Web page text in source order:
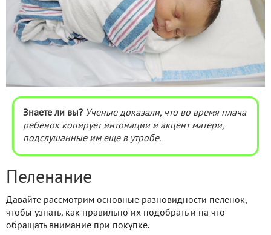
Знаете ли вы? Ученые доказали, что во время плача
ребенок копирует интонации и акцент матери,
подслушанные им еще в утробе.
Пеленание
Давайте рассмотрим основные разновидности пеленок,
чтобы узнать, как правильно их подобрать и на что
обращать внимание при покупке.